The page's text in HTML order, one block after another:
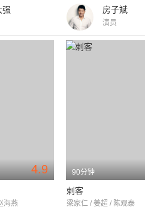
强 房子斌
演员
4.9
海燕
90分钟
刺客
梁家仁 / 姜超 / 陈观泰